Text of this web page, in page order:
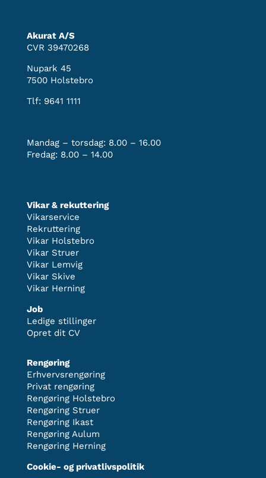
Akurat A/S
CVR 39470268
Nupark 45
7500 Holstebro
Tlf: 9641 1111
Mandag – torsdag: 8.00 – 16.00
Fredag: 8.00 – 14.00
Vikar & rekuttering
Vikarservice
Rekruttering
Vikar Holstebro
Vikar Struer
Vikar Lemvig
Vikar Skive
Vikar Herning
Job
Ledige stillinger
Opret dit CV
Rengøring
Erhvervsrengøring
Privat rengøring
Rengøring Holstebro
Rengøring Struer
Rengøring Ikast
Rengøring Aulum
Rengøring Herning
Cookie- og privatlivspolitik